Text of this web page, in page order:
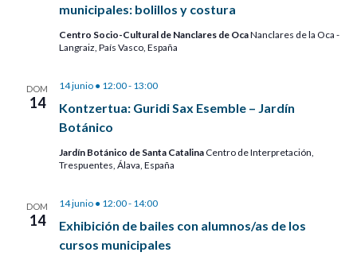
municipales: bolillos y costura
Centro Socio-Cultural de Nanclares de OcaNanclares de la Oca -
Langraiz, País Vasco, España
DOM
14
Kontzertua: Guridi Sax Esemble – Jardín
Botánico
14 junio ● 12:00- 13:00
Jardín Botánico de Santa Catalina Centro de Interpretación,
Trespuentes, Álava, España
DOM
14
Exhibición de bailes con alumnos/as de los
cursos municipales
14 junio ● 12:00- 14:00